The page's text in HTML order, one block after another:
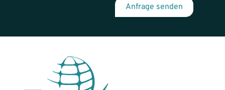
Anfrage senden